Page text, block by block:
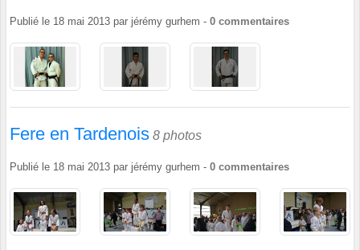
Publié le 18 mai 2013 par jérémy gurhem - 0 commentaires
Fere en Tardenois 8 photos
Publié le 18 mai 2013 par jérémy gurhem - 0 commentaires